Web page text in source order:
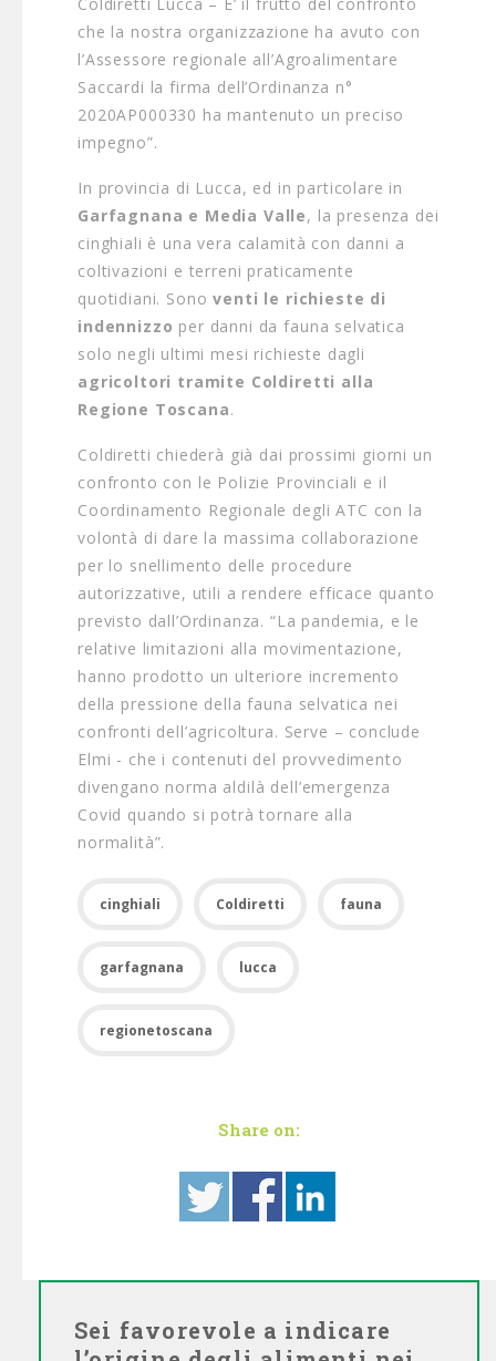
che la nostra organizzazione ha avuto con
l’Assessore regionale all’Agroalimentare
Saccardi la firma dell’Ordinanza n°
2020AP000330 ha mantenuto un preciso
impegno”.
In provincia di Lucca, ed in particolare in
Garfagnana e Media Valle, la presenza dei
cinghiali è una vera calamità con danni a
coltivazioni e terreni praticamente
quotidiani. Sonoventi le richieste di
indennizzo per danni da fauna selvatica
solo negli ultimi mesi richieste dagli
agricoltori tramite Coldiretti alla
Regione Toscana.
Coldiretti chiederà già dai prossimi giorni un
confronto con le Polizie Provinciali e il
Coordinamento Regionale degli ATC con la
volontà di dare la massima collaborazione
per lo snellimento delle procedure
autorizzative, utili a rendere efficace quanto
previsto dall’Ordinanza. “La pandemia, e le
relative limitazioni alla movimentazione,
hanno prodotto un ulteriore incremento
della pressione della fauna selvatica nei
confronti dell’agricoltura. Serve – conclude
Elmi - che i contenuti del provvedimento
divengano norma aldilà dell’emergenza
Covid quando si potrà tornare alla
normalità”.
cinghiali Coldiretti fauna
garfagnana lucca
regionetoscana
Share on:
Sei favorevole a indicare